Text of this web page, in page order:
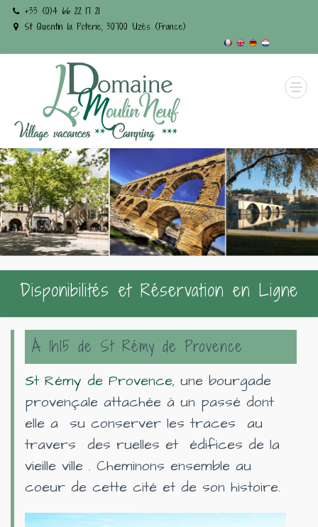
+33 (0)4 66 22 17 21
St Quentin la Poterie, 30700 Uzès (France)
Disponibilités et Réservation en Ligne
Á 1h15 de St Rémy de Provence
St Rémy de Provence, une bourgade
provençale attachée à un passé dont
elle a su conserver les traces au
travers des ruelles et édifices de la
vieille ville . Cheminons ensemble au
coeur de cette cité et de son histoire.